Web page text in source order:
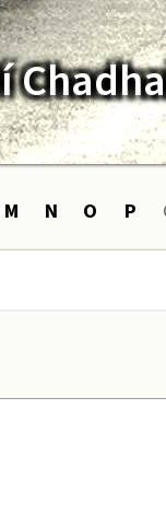
M N O P